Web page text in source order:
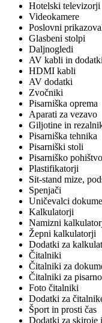
Hotelski televizorji
Videokamere
Poslovni
Glasbeni stolpi
Daljnogledi
AV kabli in dodatki
HDMI kabli
AV dodatki
Zvočniki
Pisarniška oprema
Aparati za vezavo
Giljotine in
Pisarniška tehnika
Pisarniški stoli
Pisarniško pohištvo
Plastifikatorji
Sit-stand mize,
Spenjači
Uničevalci
Kalkulatorji
Namizni
Žepni kalkulatorji
Dodatki za
Čitalniki
Čitalniki za
Čitalniki za pisarno
Foto čitalniki
Dodatki za
Šport in prosti čas
Dodatki za skiroje